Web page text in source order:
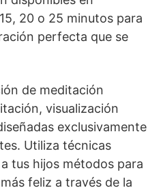
20 o 25 minutos para
perfecta que se
de meditación
visualización
exclusivamente
Utiliza técnicas
tus hijos métodos para
feliz a través de la